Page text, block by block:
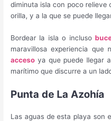
diminuta isla con poco relieve
orilla, y a la que se puede
Bordear la isla o incluso
maravillosa experiencia que
acceso ya que puede llegar
marítimo que discurre a un
Punta de La Azohía
Las aguas de esta playa son